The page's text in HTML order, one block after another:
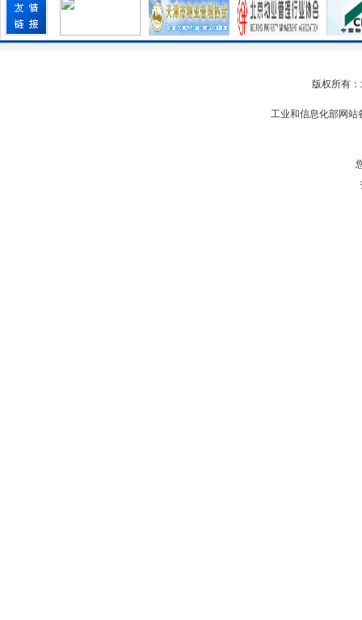
版权所有
工业和信息化部网站